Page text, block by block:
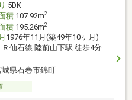
5DK
積107.92m2
積195.26m2
1976年11月(築49年10ヶ月)
Ｒ仙石線 陸前山下駅 徒歩4分
城県石巻市錦町